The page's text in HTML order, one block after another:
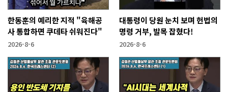
한동훈의 예리한 지적 "육해공
사 통합하면 쿠데타 쉬워진다"
2026-8-6
대통령이 당원 눈치 보며 헌법의
명령 거부, 발목 잡혔다!
2026-8-6